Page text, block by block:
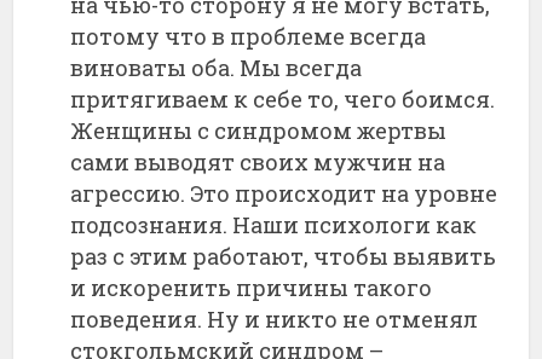
потому что в проблеме всегда
виноваты оба. Мы всегда
притягиваем к себе то, чего боимся.
Женщины с синдромом жертвы
сами выводят своих мужчин на
агрессию. Это происходит на уровне
подсознания. Наши психологи как
раз с этим работают, чтобы выявить
и искоренить причины такого
поведения. Ну и никто не отменял
стокгольмский синдром –